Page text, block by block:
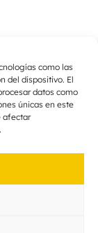
como las
del dispositivo. El
datos como
únicas en este
afectar